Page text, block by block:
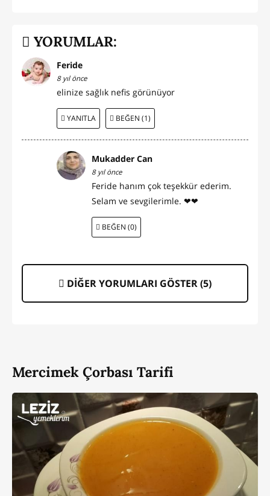
YORUMLAR:
Feride
8 yıl önce
elinize sağlık nefis görünüyor
YANITLA BEĞEN (1)
Mukadder Can
8 yıl önce
Feride hanım çok teşekkür ederim.
Selam ve sevgilerimle. ❤❤
BEĞEN (0)
DİĞER YORUMLARI GÖSTER (5)
Mercimek Çorbası Tarifi